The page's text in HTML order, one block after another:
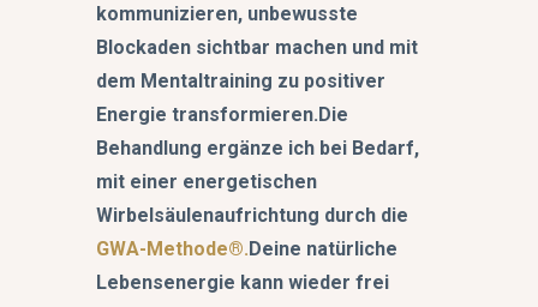
kommunizieren, unbewusste
Blockaden sichtbar machen und mit
dem Mentaltraining zu positiver
Energie transformieren.Die
Behandlung ergänze ich bei Bedarf,
mit einer energetischen
Wirbelsäulenaufrichtung durch die
GWA-Methode®.Deine natürliche
Lebensenergie kann wieder frei